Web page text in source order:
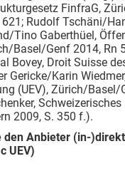
FinfraG,
Rudolf Tschäni/
Tino Gaberthüel,
Basel/Genf 2014, Rn
Bovey, Droit Suisse
Gericke/Karin
(UEV), Zürich/Basel/
Schweizerisches
2009, S. 350 f.).
den Anbieter (in-
UEV)